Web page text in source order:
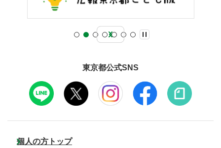
東京都公式SNS
個人の方トップ